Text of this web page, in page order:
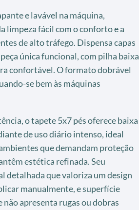
e lavável na máquina,
limpeza fácil com o conforto e a
de alto tráfego. Dispensa capas
única funcional, com pilha baixa
confortável. O formato dobrável
se bem às máquinas
o tapete 5x7 pés oferece baixa
de uso diário intenso, ideal
que demandam proteção
estética refinada. Seu
detalhada que valoriza um design
manualmente, e superfície
apresenta rugas ou dobras